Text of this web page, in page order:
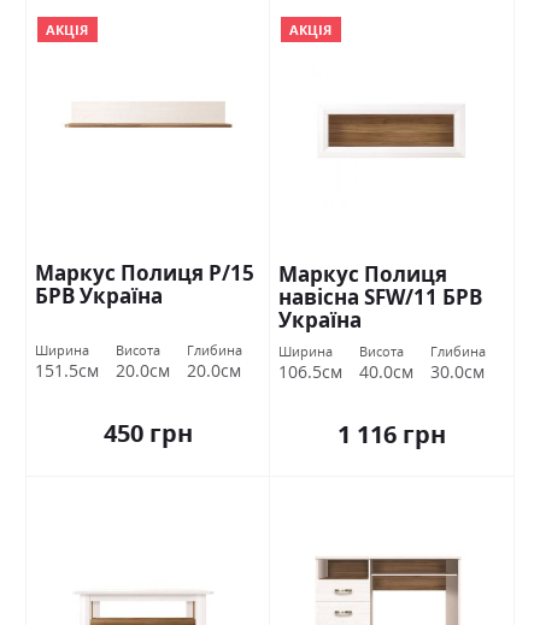
АКЦІЯ
Маркус Полиця P/15
БРВ Україна
Ширина
151.5см
Висота
20.0см
Глибина
20.0см
450 грн
АКЦІЯ
Маркус Полиця
навісна SFW/11 БРВ
Україна
Ширина
106.5см
Висота
40.0см
Глибина
30.0см
1 116 грн